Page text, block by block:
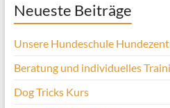
Neueste Beiträge
Unsere Hundeschule
Beratung und individuelles
Dog Tricks Kurs